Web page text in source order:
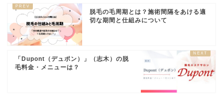
脱毛の毛周期とは？施術間隔をあける適
切な期間と仕組みについて
「Dupont（デュポン）」（志木）の脱
毛料金・メニューは？